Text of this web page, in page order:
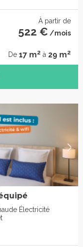
À partir de
522 € /mois
De 17 m2 à 29 m2
Électricité